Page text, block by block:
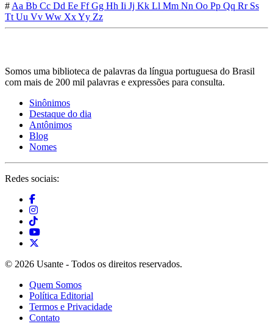
# Aa Bb Cc Dd Ee FfGg Hh Ii Jj Kk Ll Mm Nn Oo Pp Qq Rr Ss
Tt Uu Vv Ww XxYy Zz
Somos uma biblioteca de palavras da língua portuguesa do Brasil
com mais de 200 mil palavras e expressões para consulta.
Sinônimos
Destaque do dia
Antônimos
Blog
Nomes
Redes sociais:
© 2026 Usante - Todos os direitos reservados.
Quem Somos
Política Editorial
Termos e Privacidade
Contato